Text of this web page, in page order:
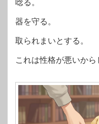
唸る。
器を守る。
取られまいとする。
これは性格が悪いから